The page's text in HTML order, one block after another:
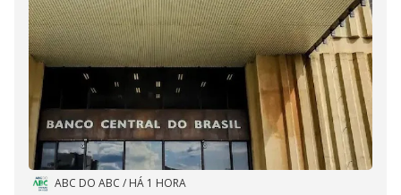
ABC DO ABC / HÁ 1 HORA